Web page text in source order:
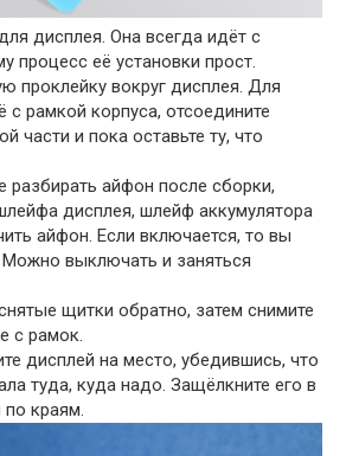
дисплея. Она всегда идёт с
процесс её установки прост.
проклейку вокруг дисплея. Для
с рамкой корпуса, отсоедините
части и пока оставьте ту, что
разбирать айфон после сборки,
дисплея, шлейф аккумулятора
айфон. Если включается, то вы
выключать и заняться
щитки обратно, затем снимите
с рамок.
дисплей на место, убедившись, что
туда, куда надо. Защёлкните его в
по краям.